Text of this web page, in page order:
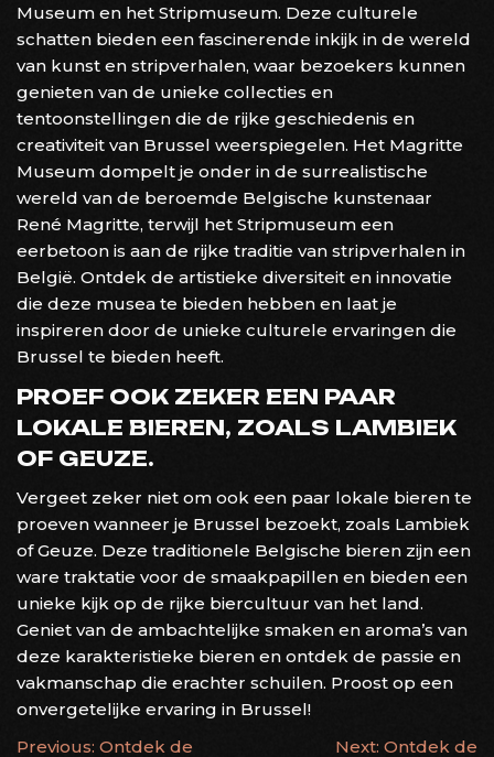
Museum en het Stripmuseum. Deze culturele
schatten bieden een fascinerende inkijk in de wereld
van kunst en stripverhalen, waar bezoekers kunnen
genieten van de unieke collecties en
tentoonstellingen die de rijke geschiedenis en
creativiteit van Brussel weerspiegelen. Het Magritte
Museum dompelt je onder in de surrealistische
wereld van de beroemde Belgische kunstenaar
René Magritte, terwijl het Stripmuseum een
eerbetoon is aan de rijke traditie van stripverhalen in
België. Ontdek de artistieke diversiteit en innovatie
die deze musea te bieden hebben en laat je
inspireren door de unieke culturele ervaringen die
Brussel te bieden heeft.
PROEF OOK ZEKER EEN PAAR
LOKALE BIEREN, ZOALS LAMBIEK
OF GEUZE.
Vergeet zeker niet om ook een paar lokale bieren te
proeven wanneer je Brussel bezoekt, zoals Lambiek
of Geuze. Deze traditionele Belgische bieren zijn een
ware traktatie voor de smaakpapillen en bieden een
unieke kijk op de rijke biercultuur van het land.
Geniet van de ambachtelijke smaken en aroma’s van
deze karakteristieke bieren en ontdek de passie en
vakmanschap die erachter schuilen. Proost op een
onvergetelijke ervaring in Brussel!
BERICHTNAVIGATIE
Previous: Ontdek de Next: Ontdek de